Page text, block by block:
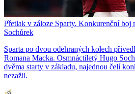
Přetlak v záloze Sparty. Konkurenční boj
Sochůrek
Sparta po dvou odehraných kolech
Romana Macka. Osmnáctiletý Hugo
dvěma starty v základu, najednou čelí
nezažil.